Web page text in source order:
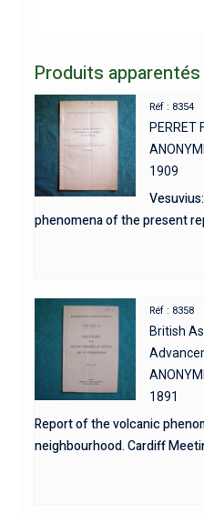
Produits apparentés
Réf : 8354
PERRET
1909
phenomena of the present
Réf : 8358
British
1891
Report of the volcanic
neighbourhood. Cardiff